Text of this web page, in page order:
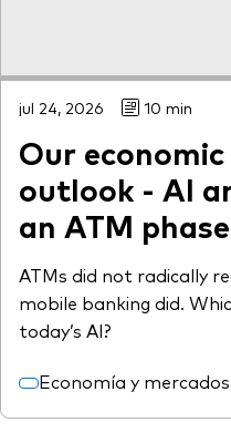
jul 24, 2026 10 min
Our
outlook - AI
an ATM phase
ATMs did not radically
mobile banking did.
today’s AI?
Economía y mercados